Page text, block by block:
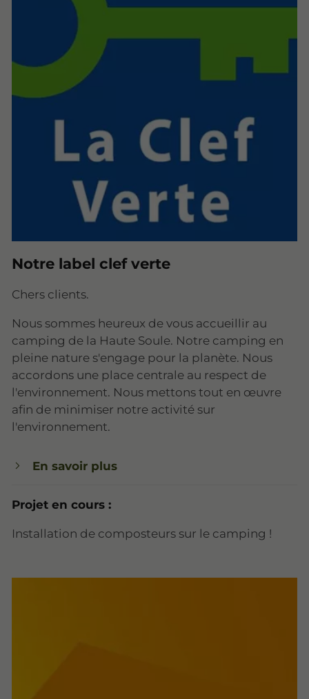
Notre label clef verte
Chers clients.
Nous sommes heureux de vous accueillir au
camping de la Haute Soule. Notre camping en
pleine nature s'engage pour la planète. Nous
accordons une place centrale au respect de
l'environnement. Nous mettons tout en œuvre
afin de minimiser notre activité sur
l'environnement.
En savoir plus
Projet en cours :
Installation de composteurs sur le camping !